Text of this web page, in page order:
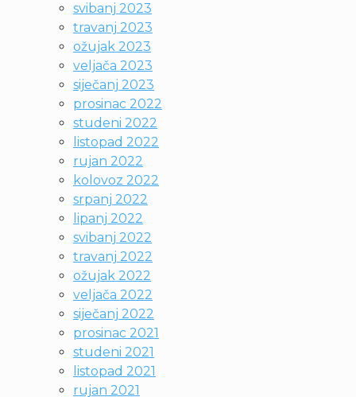
svibanj 2023
travanj 2023
ožujak 2023
veljača 2023
siječanj 2023
prosinac 2022
studeni 2022
listopad 2022
rujan 2022
kolovoz 2022
srpanj 2022
lipanj 2022
svibanj 2022
travanj 2022
ožujak 2022
veljača 2022
siječanj 2022
prosinac 2021
studeni 2021
listopad 2021
rujan 2021